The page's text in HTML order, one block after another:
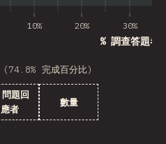
10% 20% 30%
% 調查答題者
完成百分比)
問題回
應者
數量